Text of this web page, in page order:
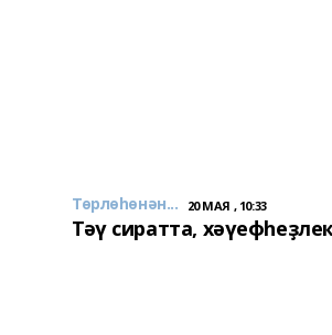
Төрлөһөнән... 20 МАЯ , 10:33
Тәү сиратта,